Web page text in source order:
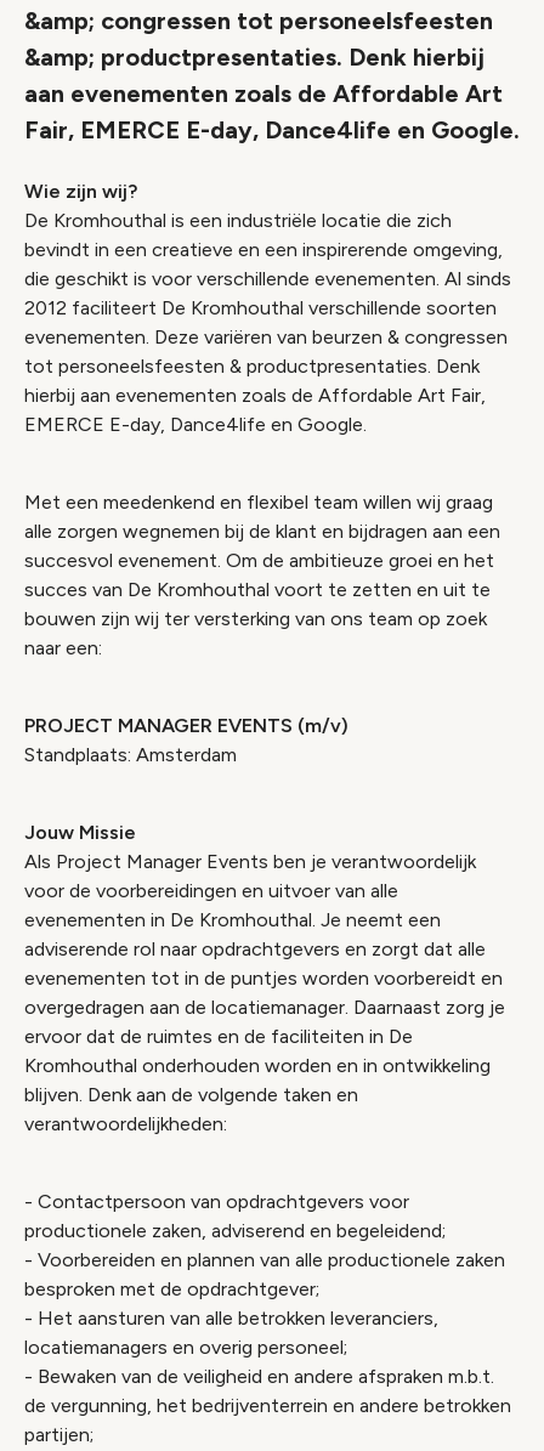
&amp; congressen tot personeelsfeesten
&amp; productpresentaties. Denk hierbij
aan evenementen zoals de Affordable Art
Fair, EMERCE E-day, Dance4life en Google.
Wie zijn wij?
De Kromhouthal is een industriële locatie die zich
bevindt in een creatieve en een inspirerende omgeving,
die geschikt is voor verschillende evenementen. Al sinds
2012 faciliteert De Kromhouthal verschillende soorten
evenementen. Deze variëren van beurzen & congressen
tot personeelsfeesten & productpresentaties. Denk
hierbij aan evenementen zoals de Affordable Art Fair,
EMERCE E-day, Dance4life en Google.
Met een meedenkend en flexibel team willen wij graag
alle zorgen wegnemen bij de klant en bijdragen aan een
succesvol evenement. Om de ambitieuze groei en het
succes van De Kromhouthal voort te zetten en uit te
bouwen zijn wij ter versterking van ons team op zoek
naar een:
PROJECT MANAGER EVENTS (m/v)
Standplaats: Amsterdam
Jouw Missie
Als Project Manager Events ben je verantwoordelijk
voor de voorbereidingen en uitvoer van alle
evenementen in De Kromhouthal. Je neemt een
adviserende rol naar opdrachtgevers en zorgt dat alle
evenementen tot in de puntjes worden voorbereidt en
overgedragen aan de locatiemanager. Daarnaast zorg je
ervoor dat de ruimtes en de faciliteiten in De
Kromhouthal onderhouden worden en in ontwikkeling
blijven. Denk aan de volgende taken en
verantwoordelijkheden:
- Contactpersoon van opdrachtgevers voor
productionele zaken, adviserend en begeleidend;
- Voorbereiden en plannen van alle productionele zaken
besproken met de opdrachtgever;
- Het aansturen van alle betrokken leveranciers,
locatiemanagers en overig personeel;
- Bewaken van de veiligheid en andere afspraken m.b.t.
de vergunning, het bedrijventerrein en andere betrokken
partijen;